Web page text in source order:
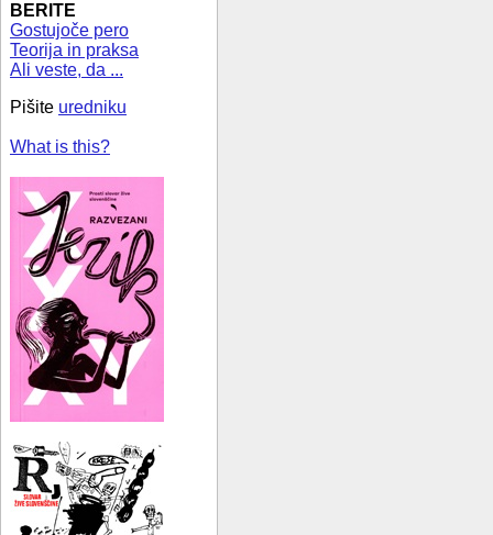
BERITE
Gostujoče pero
Teorija in praksa
Ali veste, da ...
Pišite uredniku
What is this?